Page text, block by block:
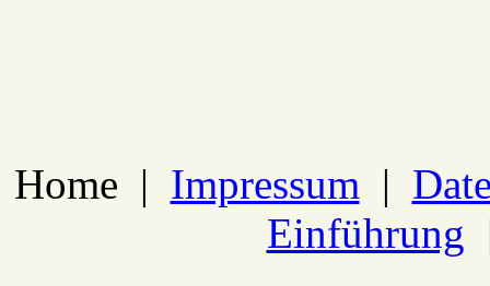
Home | Impressum |
Einführung